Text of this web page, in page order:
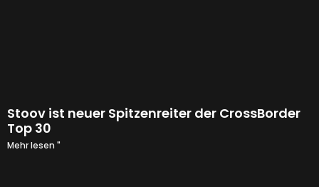
Stoov ist neuer Spitzenreiter der CrossBorder
Top 30
Mehr lesen "